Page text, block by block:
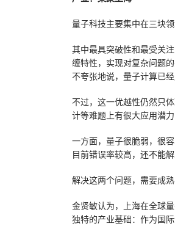
量子科技主要集中在三块
其中最具突破性和最受关
缠特性，实现对复杂问题
不夸张地说，量子计算已
不过，这一优越性仍然只
计等难题上有很大应用潜
一方面，量子很脆弱，很
目前错误率较高，还不能
解决这两个问题，需要成
金贤敏认为，上海在全球
独特的产业基础：作为国